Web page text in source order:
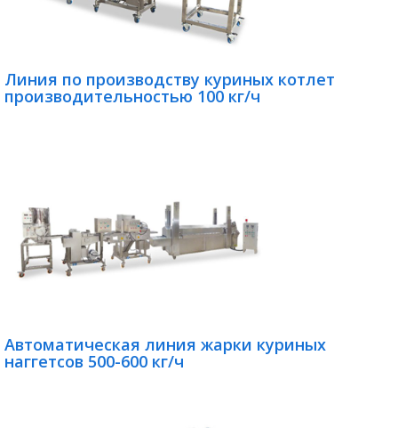
Линия по производству куриных котлет
производительностью 100 кг/ч
Автоматическая линия жарки куриных
наггетсов 500-600 кг/ч